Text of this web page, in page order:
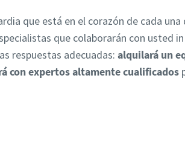
que está en el corazón de cada una
que colaborarán con usted
respuestas adecuadas: alquilará un
con expertos altamente cualificados